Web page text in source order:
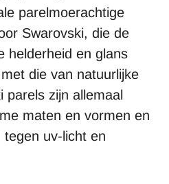
parelmoerachtige
Swarovski, die de
helderheid en glans
die van natuurlijke
parels zijn allemaal
maten en vormen en
uv-licht en